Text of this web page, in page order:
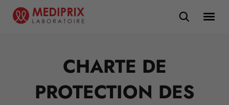
CHARTE DE
PROTECTION DES